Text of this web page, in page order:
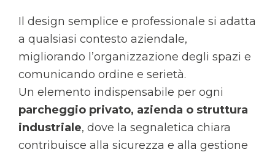
Il design semplice e professionale si adatta
a qualsiasi contesto aziendale,
migliorando l’organizzazione degli spazi e
comunicando ordine e serietà.
Un elemento indispensabile per ogni
parcheggio privato, azienda o struttura
industriale, dove la segnaletica chiara
contribuisce alla sicurezza e alla gestione